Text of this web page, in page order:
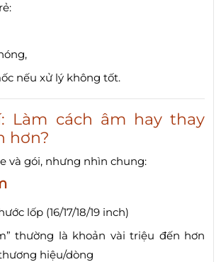
nếu xử lý không tốt.
Làm cách âm hay thay
hơn?
và gói, nhưng nhìn chung:
lốp (16/17/18/19 inch)
thường là khoản vài triệu đến hơn
hiệu/dòng